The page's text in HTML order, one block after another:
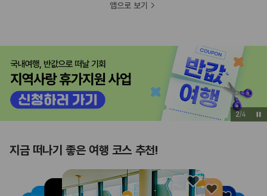
앱으로 보기
2/4
지금 떠나기 좋은 여행 코스 추천!